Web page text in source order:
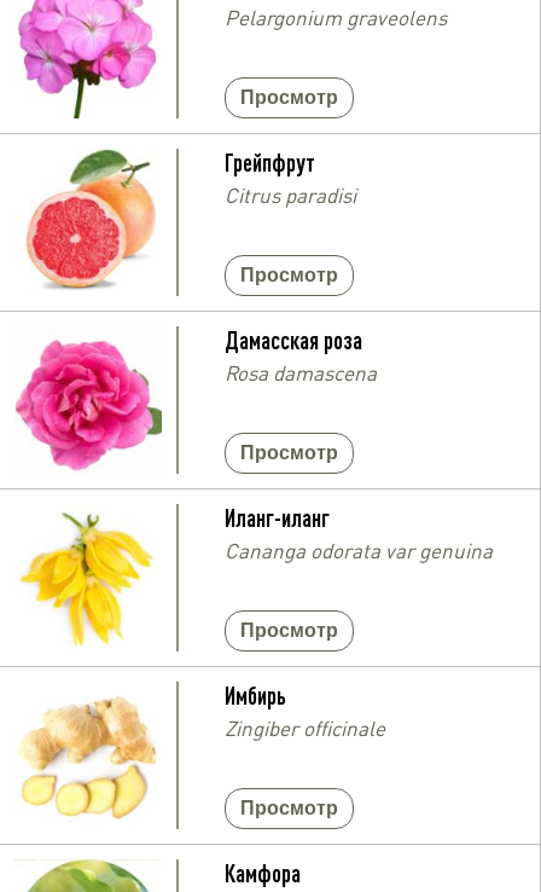
Pelargonium graveolens
Просмотр
Грейпфрут
Citrus paradisi
Просмотр
Дамасская роза
Rosa damascena
Просмотр
Иланг-иланг
Cananga odorata var genuina
Просмотр
Имбирь
Zingiber officinale
Просмотр
Камфора